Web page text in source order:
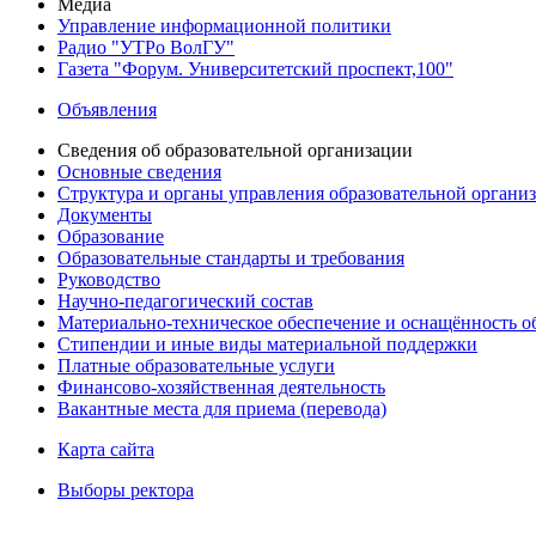
Медиа
Управление информационной политики
Радио "УТРо ВолГУ"
Газета "Форум. Университетский проспект,100"
Объявления
Сведения об образовательной организации
Основные сведения
Структура и органы управления образовательной
Документы
Образование
Образовательные стандарты и требования
Руководство
Научно-педагогический состав
Материально-техническое обеспечение и оснащённость
Стипендии и иные виды материальной поддержки
Платные образовательные услуги
Финансово-хозяйственная деятельность
Вакантные места для приема (перевода)
Карта сайта
Выборы ректора